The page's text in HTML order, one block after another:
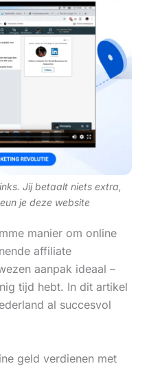
Jij betaalt niets extra,
je deze website
manier om online
affiliate
aanpak ideaal –
tijd hebt. In dit artikel
al succesvol
geld verdienen met